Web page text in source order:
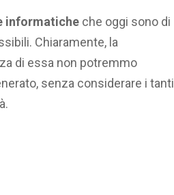
informatiche che oggi sono di
Chiaramente, la
di essa non potremmo
senza considerare i tanti